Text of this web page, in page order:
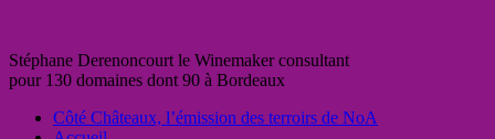
Stéphane Derenoncourt le Winemaker consultant
pour 130 domaines dont 90 à Bordeaux
Côté Châteaux, l’émission des terroirs de NoA